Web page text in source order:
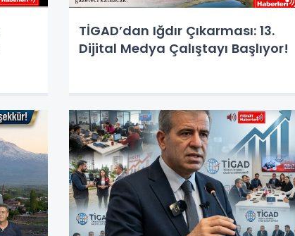
TİGAD’dan Iğdır Çıkarması: 13.
Dijital Medya Çalıştayı Başlıyor!